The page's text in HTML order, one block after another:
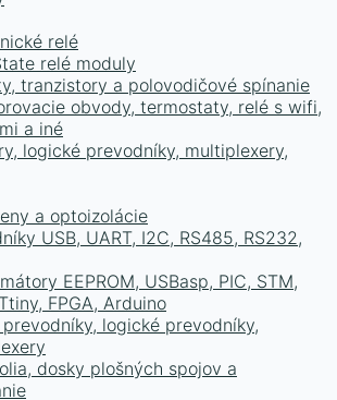
relé
relé moduly
tranzistory a polovodičové spínanie
obvody, termostaty, relé s wifi,
a iné
logické prevodníky, multiplexery,
a optoizolácie
USB, UART, I2C, RS485, RS232,
EEPROM, USBasp, PIC, STM,
FPGA, Arduino
prevodníky, logické prevodníky,
dosky plošných spojov a